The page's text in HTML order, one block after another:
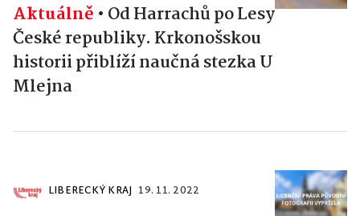
Aktuálně • Od Harrachů po Lesy
České republiky. Krkonošskou
historii přiblíží naučná stezka U
Mlejna
LIBERECKÝ KRAJ 19. 11. 2022